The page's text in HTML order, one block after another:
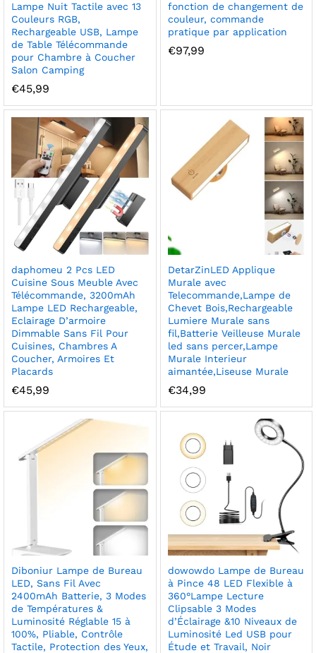
Lampe Nuit Tactile avec 13
Couleurs RGB,
Rechargeable USB, Lampe
de Table Télécommande
pour Chambre à Coucher
Salon Camping
€45,99
fonction de changement de
couleur, commande
pratique par application
€97,99
daphomeu 2 Pcs LED
Cuisine Sous Meuble Avec
Télécommande, 3200mAh
Lampe LED Rechargeable,
Eclairage D’armoire
Dimmable Sans Fil Pour
Cuisines, Chambres A
Coucher, Armoires Et
Placards
€45,99
DetarZinLED Applique
Murale avec
Telecommande,Lampe de
Chevet Bois,Rechargeable
Lumiere Murale sans
fil,Batterie Veilleuse Murale
led sans percer,Lampe
Murale Interieur
aimantée,Liseuse Murale
€34,99
Diboniur Lampe de Bureau
LED, Sans Fil Avec
2400mAh Batterie, 3 Modes
de Températures &
Luminosité Réglable 15 à
100%, Pliable, Contrôle
Tactile, Protection des Yeux,
dowowdo Lampe de Bureau
à Pince 48 LED Flexible à
360°Lampe Lecture
Clipsable 3 Modes
d’Éclairage &10 Niveaux de
Luminosité Led USB pour
Étude et Travail, Noir